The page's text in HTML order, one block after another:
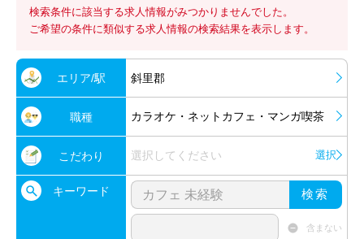
検索条件に該当する求人情報がみつかりませんでした。
ご希望の条件に類似する求人情報の検索結果を表示します。
エリア/駅 斜里郡
職種 カラオケ・ネットカフェ・マンガ喫茶
こだわり 選択してください 選択
キーワード 検索
含まない